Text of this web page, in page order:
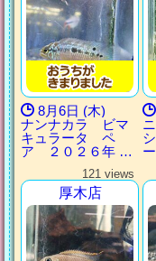
8月6日 (木)
ナンナカラ ビマ
キュラータ ペ
ア ２０２６年 …
121 views
厚木店